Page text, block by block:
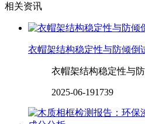
相关资讯
衣帽架结构稳定性与防倾倒
衣帽架结构稳定性与
2025-06-191739